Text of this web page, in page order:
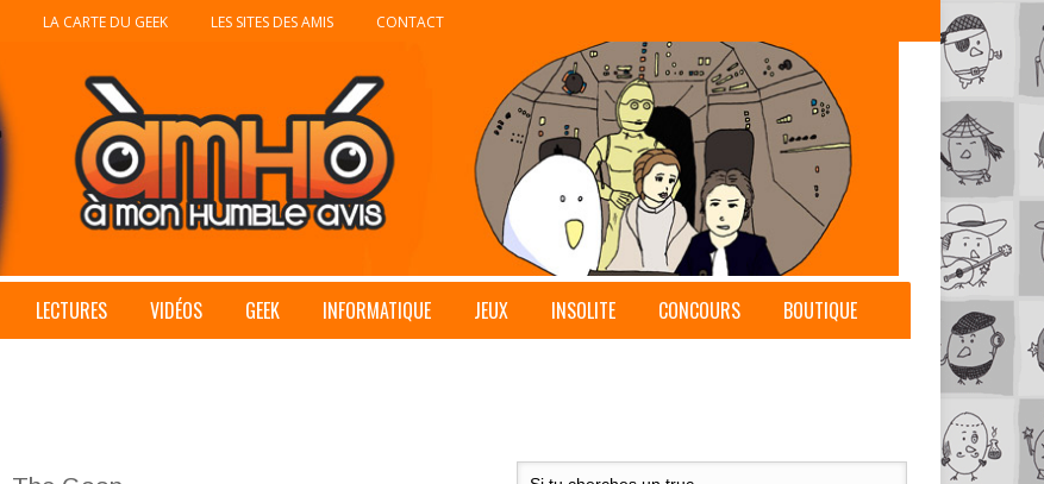
LA CARTE DU GEEK LES SITES DES AMIS CONTACT
LECTURES VIDÉOS GEEK INFORMATIQUE JEUX INSOLITE CONCOURS BOUTIQUE